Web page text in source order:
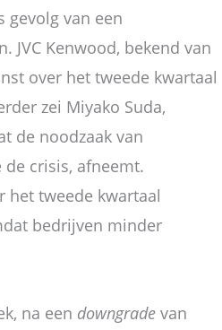
gevolg van een
JVC Kenwood, bekend van
over het tweede kwartaal
zei Miyako Suda,
de noodzaak van
crisis, afneemt.
het tweede kwartaal
bedrijven minder
na een downgrade van